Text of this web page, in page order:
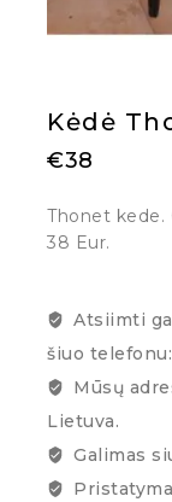
Kėdė
€38
Thonet kede.
38 Eur.
Atsiimti
šiuo
Mūsų
Lietuva.
Galimas